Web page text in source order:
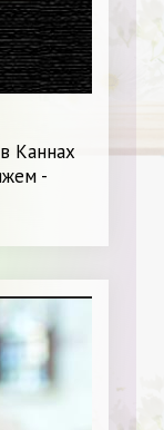
Каннах
-